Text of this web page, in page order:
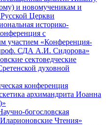
и новомученикам и
Церкви
историко-
с
участием «Конференция-
СДА А.И. Сидорова»
сектоведческие
духовной
конференция
архимандрита Иоанна
богословская
Чтения»